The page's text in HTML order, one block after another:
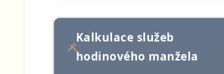
Kalkulace služeb
hodinového manžela